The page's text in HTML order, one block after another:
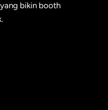
yang bikin booth